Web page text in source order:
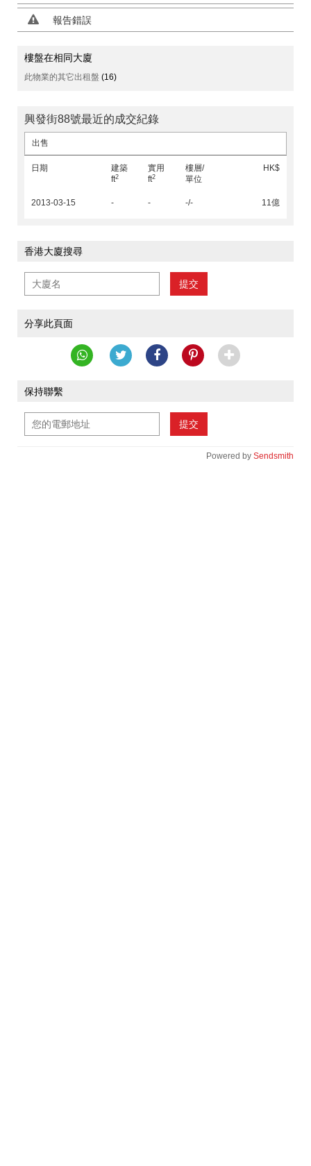
報告錯誤
樓盤在相同大廈
此物業的其它出租盤 (16)
興發街88號最近的成交紀錄
出售
日期
建築
ft2
實用
ft2
樓層/
單位
HK$
2013-03-15 - - -/- 11億
香港大廈搜尋
提交
分享此頁面
保持聯繫
提交
Powered by Sendsmith